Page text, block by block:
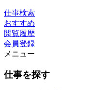
仕事検索
おすすめ
閲覧履歴
会員登録
メニュー
仕事を探す